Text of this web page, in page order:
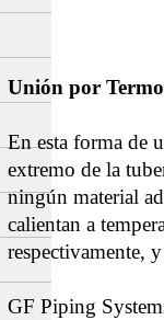
Unión por
En esta forma de
extremo de la
ningún material
calientan a
respectivamente,
GF Piping